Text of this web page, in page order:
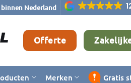
Nederland
Offerte
Merken Gratis